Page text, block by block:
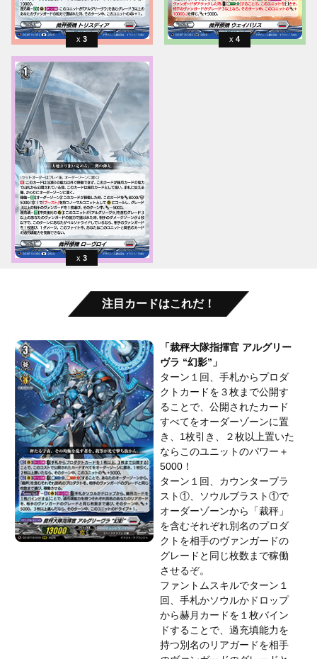
3 4
3
注目カードはこれだ！
「裁秤大隊指揮官 アルグリー
ヴラ “幻影”」
ターン１回、手札からプロダ
クトカードを３枚まで公開す
ることで、公開されたカード
すべてをオーダーゾーンに置
き、1枚引き、２枚以上置いた
ならこのユニットのパワー＋
5000！
ターン１回、カウンターブラ
スト①、ソウルブラスト①で
オーダーゾーンから「裁秤」
を含むそれぞれ別名のプロダ
クトを相手のヴァンガードの
グレードと同じ枚数まで稼働
させるぞ。
ファントムスキルでターン１
回、手札かソウルかドロップ
から赫月カードを１枚バイン
ドすることで、過充填能力を
持つ別名のリアガードを相手